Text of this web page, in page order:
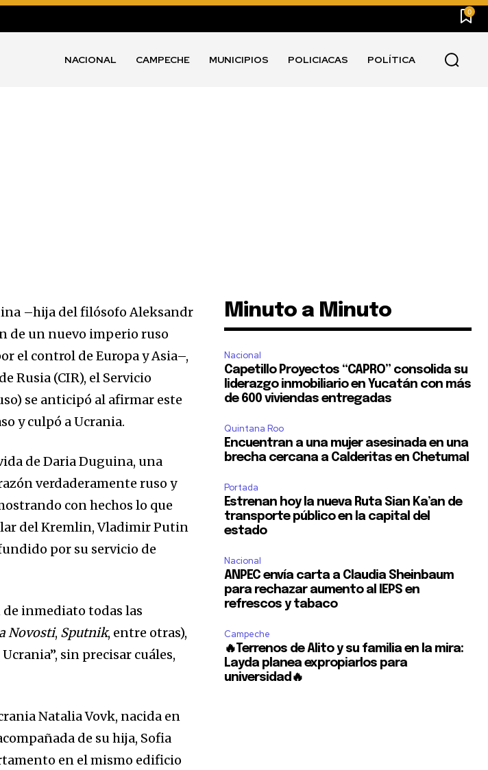
0
NACIONAL CAMPECHE MUNICIPIOS POLICIACAS POLÍTICA
–hija del filósofo Aleksandr
de un nuevo imperio ruso
el control de Europa y Asia–,
Rusia (CIR), el Servicio
se anticipó al afirmar este
y culpó a Ucrania.
de Daria Duguina, una
verdaderamente ruso y
con hechos lo que
del Kremlin, Vladimir Putin
por su servicio de
inmediato todas las
Novosti, Sputnik, entre otras),
sin precisar cuáles,
Natalia Vovk, nacida en
de su hija, Sofia
en el mismo edificio
Minuto a Minuto
Nacional
Capetillo Proyectos “CAPRO” consolida su
liderazgo inmobiliario en Yucatán con más
de 600 viviendas entregadas
Quintana Roo
Encuentran a una mujer asesinada en una
brecha cercana a Calderitas en Chetumal
Portada
Estrenan hoy la nueva Ruta Sian Ka’an de
transporte público en la capital del
estado
Nacional
ANPEC envía carta a Claudia Sheinbaum
para rechazar aumento al IEPS en
refrescos y tabaco
Campeche
🔥Terrenos de Alito y su familia en la mira:
Layda planea expropiarlos para
universidad🔥